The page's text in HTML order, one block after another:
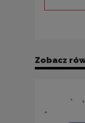
Zobacz